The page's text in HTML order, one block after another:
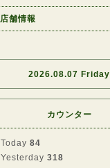
店舗情報
2026.08.07 Friday
カウンター
Today 84
Yesterday 318